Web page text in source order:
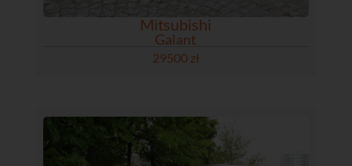
Mitsubishi
Galant
29500 zł